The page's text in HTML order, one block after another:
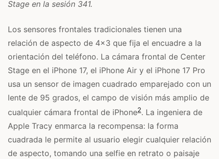
Stage en la sesión 341.
Los sensores frontales tradicionales tienen una
relación de aspecto de 4x3 que fija el encuadre a la
orientación del teléfono. La cámara frontal de Center
Stage en el iPhone 17, el iPhone Air y el iPhone 17 Pro
usa un sensor de imagen cuadrado emparejado con un
lente de 95 grados, el campo de visión más amplio de
cualquier cámara frontal de iPhone2. La ingeniera de
Apple Tracy enmarca la recompensa: la forma
cuadrada le permite al usuario elegir cualquier relación
de aspecto, tomando una selfie en retrato o paisaje